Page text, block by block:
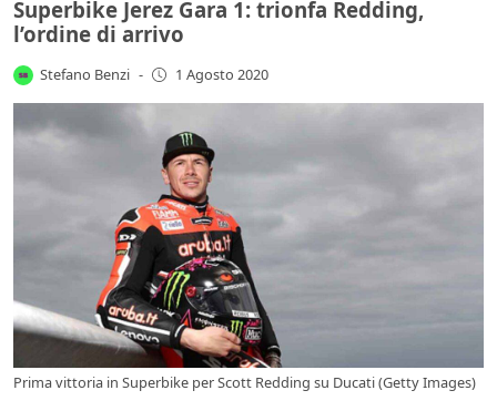
Superbike Jerez Gara 1: trionfa Redding,
l’ordine di arrivo
Stefano Benzi - 1 Agosto 2020
Prima vittoria in Superbike per Scott Redding su Ducati (Getty Images)